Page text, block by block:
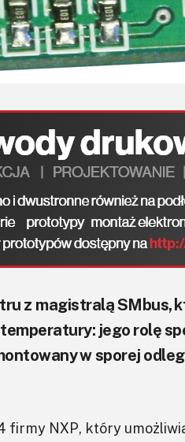
z magistralą SMbus,
jego rolę
w sporej
firmy NXP, który